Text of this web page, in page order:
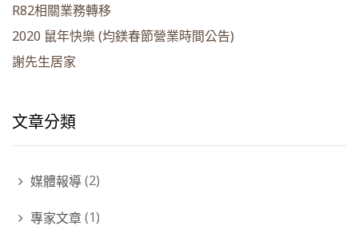
R82相關業務轉移
2020 鼠年快樂 (均鎂春節營業時間公告)
謝先生居家
文章分類
媒體報導(2)
專家文章(1)